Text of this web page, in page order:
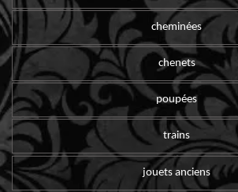
cheminées
chenets
poupées
trains
jouets anciens